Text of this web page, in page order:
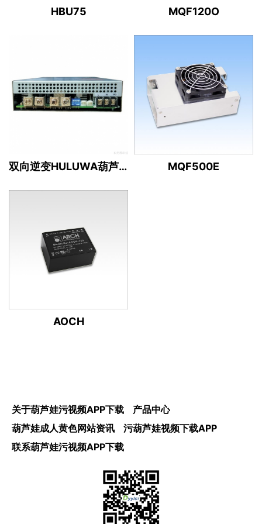
HBU75 MQF120O
双向逆变HULUWA葫芦娃官网入口（12/13/24/36/48/80V ） MQF500E
AOCH
关于葫芦娃污视频APP下载
产品中心
葫芦娃成人黄色网站资讯
污葫芦娃视频下载APP
联系葫芦娃污视频APP下载